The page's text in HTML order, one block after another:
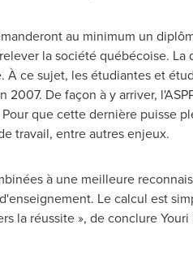
au minimum un
la société québécoise. La
ce sujet, les étudiantes et
De façon à y arriver,
que cette dernière puisse
travail, entre autres enjeux.
à une meilleure
Le calcul est
la réussite », de conclure